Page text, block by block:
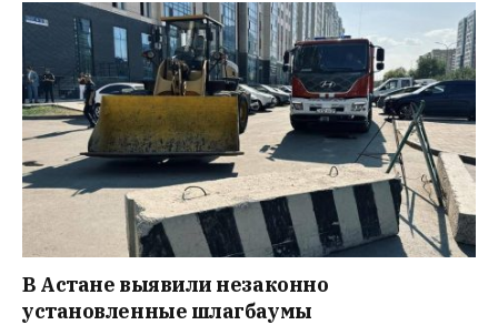
В Астане выявили незаконно
установленные шлагбаумы